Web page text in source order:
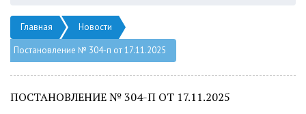
Главная
Новости
Постановление № 304-п от 17.11.2025
ПОСТАНОВЛЕНИЕ № 304-П ОТ 17.11.2025